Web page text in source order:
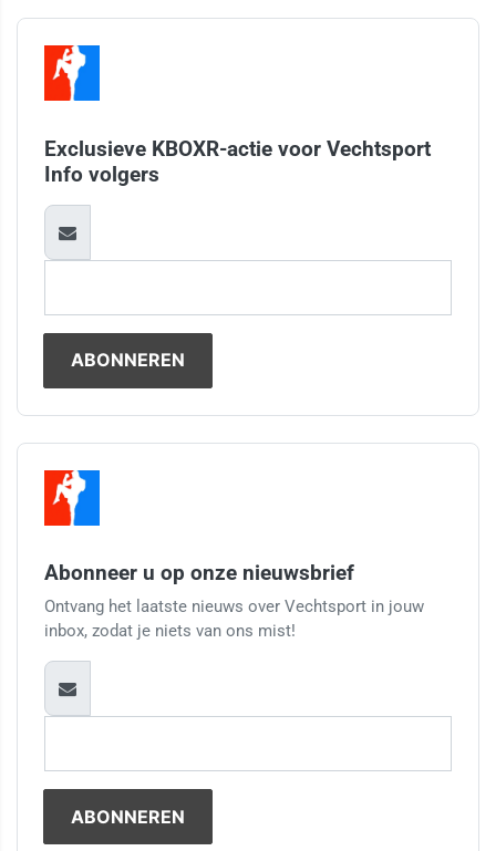
Exclusieve KBOXR-actie voor Vechtsport
Info volgers
Abonneer u op onze nieuwsbrief
Ontvang het laatste nieuws over Vechtsport in jouw
inbox, zodat je niets van ons mist!